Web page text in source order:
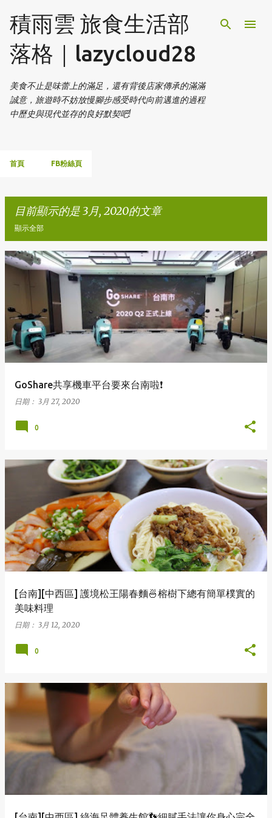
跳到主要內容
積雨雲 旅食生活部
落格｜lazycloud28
美食不止是味蕾上的滿足，還有背後店家傳承的滿滿
誠意，旅遊時不妨放慢腳步感受時代向前邁進的過程
中歷史與現代並存的良好默契吧!
首頁 FB粉絲頁
目前顯示的是 3月, 2020的文章
顯示全部
發
文
章
GoShare共享機車平台要來台南啦❗️
日期： 3月 27, 2020
0
[台南][中西區] 護境松王陽春麵🍜榕樹下總有簡單樸實的
美味料理
日期： 3月 12, 2020
0